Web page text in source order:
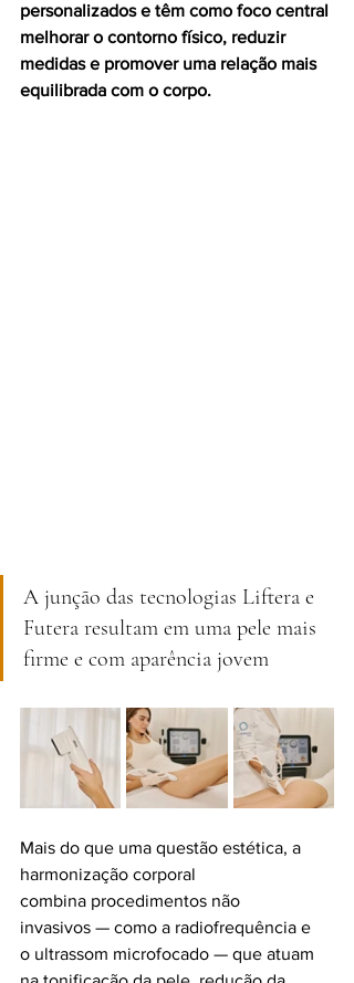
personalizados e têm como foco central
melhorar o contorno físico, reduzir
medidas e promover uma relação mais
equilibrada com o corpo.
A junção das tecnologias Liftera e
Futera resultam em uma pele mais
firme e com aparência jovem
Mais do que uma questão estética, a
harmonização corporal
combina procedimentos não
invasivos — como a radiofrequência e
o ultrassom microfocado — que atuam